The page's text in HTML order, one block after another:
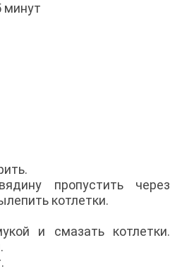
минут
пропустить через
котлетки.
и смазать котлетки.